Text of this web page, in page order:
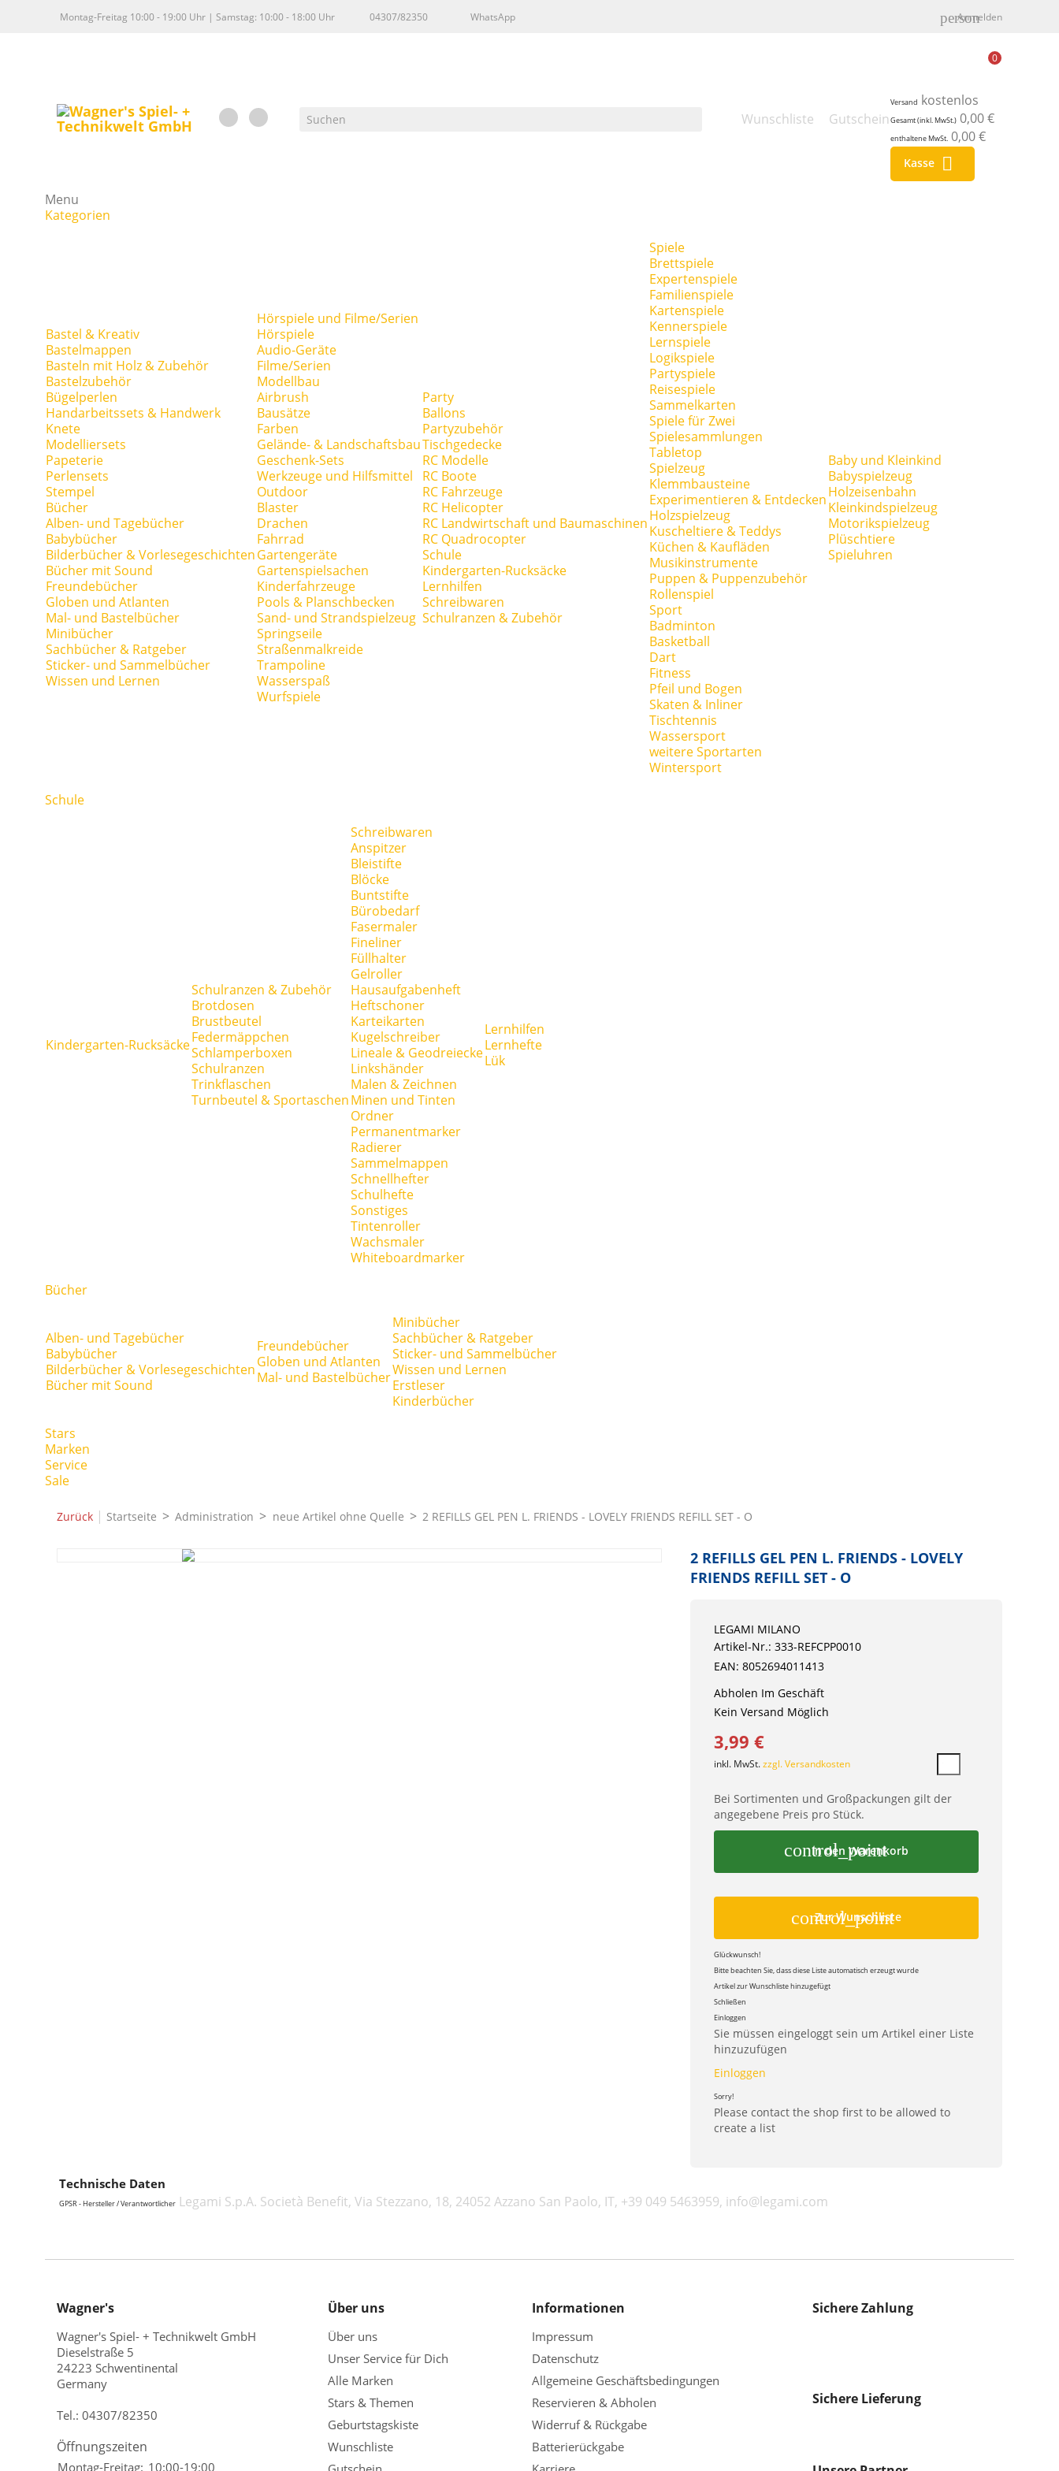
Montag-Freitag 10:00 - 19:00 Uhr | Samstag: 10:00 - 18:00 Uhr 04307/82350 WhatsApp person
Anmelden
Wunschliste Gutschein
0
Versand kostenlos
Gesamt (inkl. MwSt.) 0,00 €
enthaltene MwSt. 0,00 €
Kasse 
Menu
Kategorien
Bastel & Kreativ
Bastelmappen
Basteln mit Holz & Zubehör
Bastelzubehör
Bügelperlen
Handarbeitssets & Handwerk
Knete
Modelliersets
Papeterie
Perlensets
Stempel
Bücher
Alben- und Tagebücher
Babybücher
Bilderbücher & Vorlesegeschichten
Bücher mit Sound
Freundebücher
Globen und Atlanten
Mal- und Bastelbücher
Minibücher
Sachbücher & Ratgeber
Sticker- und Sammelbücher
Wissen und Lernen
Hörspiele und Filme/Serien
Hörspiele
Audio-Geräte
Filme/Serien
Modellbau
Airbrush
Bausätze
Farben
Gelände- & Landschaftsbau
Geschenk-Sets
Werkzeuge und Hilfsmittel
Outdoor
Blaster
Drachen
Fahrrad
Gartengeräte
Gartenspielsachen
Kinderfahrzeuge
Pools & Planschbecken
Sand- und Strandspielzeug
Springseile
Straßenmalkreide
Trampoline
Wasserspaß
Wurfspiele
Party
Ballons
Partyzubehör
Tischgedecke
RC Modelle
RC Boote
RC Fahrzeuge
RC Helicopter
RC Landwirtschaft und Baumaschinen
RC Quadrocopter
Schule
Kindergarten-Rucksäcke
Lernhilfen
Schreibwaren
Schulranzen & Zubehör
Spiele
Brettspiele
Expertenspiele
Familienspiele
Kartenspiele
Kennerspiele
Lernspiele
Logikspiele
Partyspiele
Reisespiele
Sammelkarten
Spiele für Zwei
Spielesammlungen
Tabletop
Spielzeug
Klemmbausteine
Experimentieren & Entdecken
Holzspielzeug
Kuscheltiere & Teddys
Küchen & Kaufläden
Musikinstrumente
Puppen & Puppenzubehör
Rollenspiel
Sport
Badminton
Basketball
Dart
Fitness
Pfeil und Bogen
Skaten & Inliner
Tischtennis
Wassersport
weitere Sportarten
Wintersport
Baby und Kleinkind
Babyspielzeug
Holzeisenbahn
Kleinkindspielzeug
Motorikspielzeug
Plüschtiere
Spieluhren
Schule
Kindergarten-Rucksäcke
Schulranzen & Zubehör
Brotdosen
Brustbeutel
Federmäppchen
Schlamperboxen
Schulranzen
Trinkflaschen
Turnbeutel & Sportaschen
Schreibwaren
Anspitzer
Bleistifte
Blöcke
Buntstifte
Bürobedarf
Fasermaler
Fineliner
Füllhalter
Gelroller
Hausaufgabenheft
Heftschoner
Karteikarten
Kugelschreiber
Lineale & Geodreiecke
Linkshänder
Malen & Zeichnen
Minen und Tinten
Ordner
Permanentmarker
Radierer
Sammelmappen
Schnellhefter
Schulhefte
Sonstiges
Tintenroller
Wachsmaler
Whiteboardmarker
Lernhilfen
Lernhefte
Lük
Bücher
Alben- und Tagebücher
Babybücher
Bilderbücher & Vorlesegeschichten
Bücher mit Sound
Freundebücher
Globen und Atlanten
Mal- und Bastelbücher
Minibücher
Sachbücher & Ratgeber
Sticker- und Sammelbücher
Wissen und Lernen
Erstleser
Kinderbücher
Stars
Marken
Service
Sale
Zurück | Startseite Administration neue Artikel ohne Quelle 2 REFILLS GEL PEN L. FRIENDS - LOVELY FRIENDS REFILL SET - O
2 REFILLS GEL PEN L. FRIENDS - LOVELY
FRIENDS REFILL SET - O
LEGAMI MILANO
Artikel-Nr.: 333-REFCPP0010
EAN: 8052694011413
Abholen Im Geschäft
Kein Versand Möglich
3,99 €
inkl. MwSt.zzgl. Versandkosten
Bei Sortimenten und Großpackungen gilt der
angegebene Preis pro Stück.
control_point
In den Warenkorb
control_point
Zur Wunschliste
Glückwunsch!
Bitte beachten Sie, dass diese Liste automatisch erzeugt wurde
Artikel zur Wunschliste hinzugefügt
Schließen
Einloggen
Sie müssen eingeloggt sein um Artikel einer Liste
hinzuzufügen
Einloggen
Sorry!
Please contact the shop first to be allowed to
create a list
Technische Daten
GPSR - Hersteller / Verantwortlicher Legami S.p.A. Società Benefit, Via Stezzano, 18, 24052 Azzano San Paolo, IT, +39 049 5463959, info@legami.com
Wagner's
Wagner's Spiel- + Technikwelt GmbH
Dieselstraße 5
24223 Schwentinental
Germany
Tel.: 04307/82350
Öffnungszeiten
Montag-Freitag: 10:00-19:00
Über uns
Über uns
Unser Service für Dich
Alle Marken
Stars & Themen
Geburtstagskiste
Wunschliste
Informationen
Impressum
Datenschutz
Allgemeine Geschäftsbedingungen
Reservieren & Abholen
Widerruf & Rückgabe
Batterierückgabe
Sichere Zahlung
Sichere Lieferung